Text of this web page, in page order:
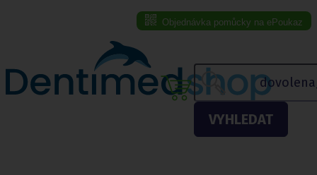
Objednávka pomůcky na ePoukaz
VYHLEDAT